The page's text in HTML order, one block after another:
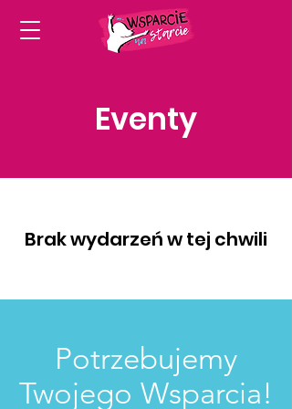
Eventy
Brak wydarzeń w tej chwili
Potrzebujemy
Twojego Wsparcia!